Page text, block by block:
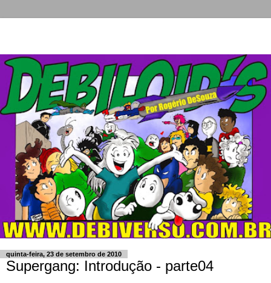
quinta-feira, 23 de setembro de 2010
Supergang: Introdução - parte04